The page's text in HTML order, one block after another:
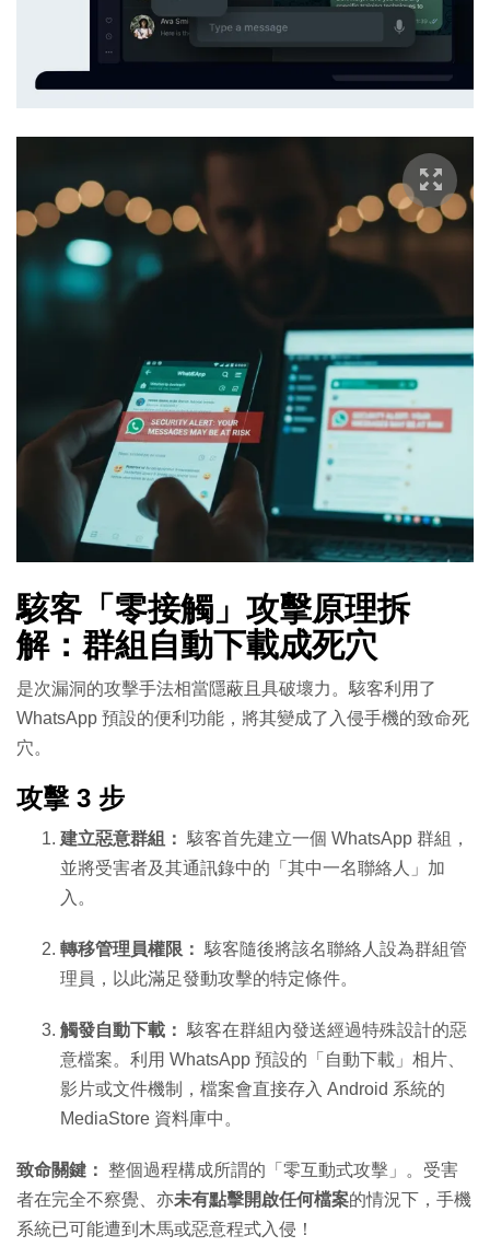
駭客「零接觸」攻擊原理拆
解：群組自動下載成死穴
是次漏洞的攻擊手法相當隱蔽且具破壞力。駭客利用了
WhatsApp 預設的便利功能，將其變成了入侵手機的致命死
穴。
攻擊 3 步
建立惡意群組： 駭客首先建立一個 WhatsApp 群組，
並將受害者及其通訊錄中的「其中一名聯絡人」加
入。
轉移管理員權限： 駭客隨後將該名聯絡人設為群組管
理員，以此滿足發動攻擊的特定條件。
觸發自動下載： 駭客在群組內發送經過特殊設計的惡
意檔案。利用 WhatsApp 預設的「自動下載」相片、
影片或文件機制，檔案會直接存入 Android 系統的
MediaStore 資料庫中。
致命關鍵： 整個過程構成所謂的「零互動式攻擊」。受害
者在完全不察覺、亦未有點擊開啟任何檔案的情況下，手機
系統已可能遭到木馬或惡意程式入侵！